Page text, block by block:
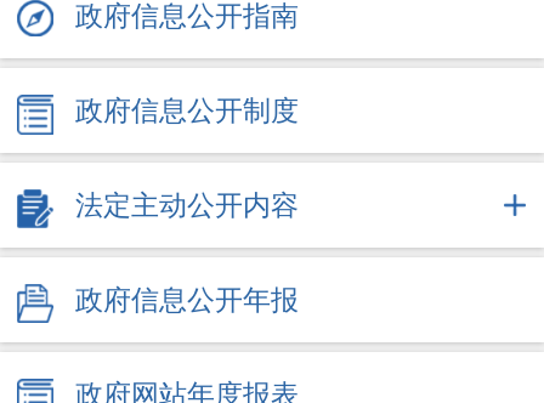
政府信息公开指南
政府信息公开制度
法定主动公开内容
政府信息公开年报
政府网站年度报表